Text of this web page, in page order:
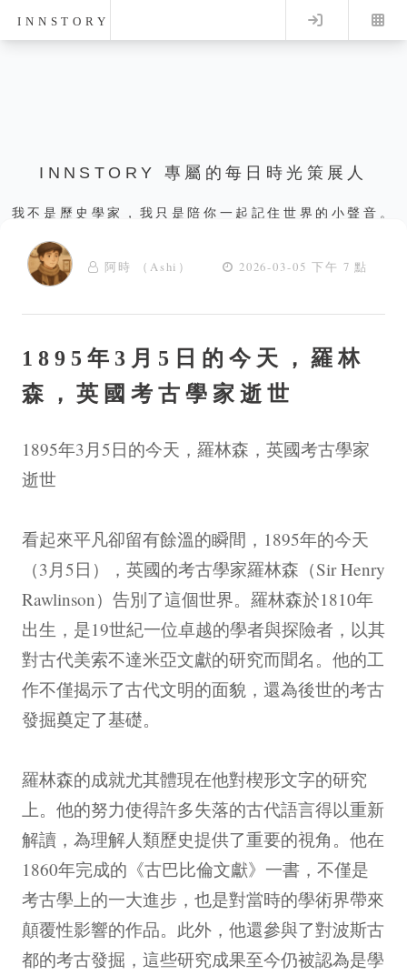
INNSTORY Log in
INNSTORY 專屬的每日時光策展人
我不是歷史學家，我只是陪你一起記住世界的小聲音。
阿時 （Ashi） 2026-03-05 下午 7 點
1895年3月5日的今天，羅林
森，英國考古學家逝世
1895年3月5日的今天，羅林森，英國考古學家
逝世
看起來平凡卻留有餘溫的瞬間，1895年的今天
（3月5日），英國的考古學家羅林森（Sir Henry
Rawlinson）告別了這個世界。羅林森於1810年
出生，是19世紀一位卓越的學者與探險者，以其
對古代美索不達米亞文獻的研究而聞名。他的工
作不僅揭示了古代文明的面貌，還為後世的考古
發掘奠定了基礎。
羅林森的成就尤其體現在他對楔形文字的研究
上。他的努力使得許多失落的古代語言得以重新
解讀，為理解人類歷史提供了重要的視角。他在
1860年完成的《古巴比倫文獻》一書，不僅是
考古學上的一大進步，也是對當時的學術界帶來
顛覆性影響的作品。此外，他還參與了對波斯古
都的考古發掘，這些研究成果至今仍被認為是學